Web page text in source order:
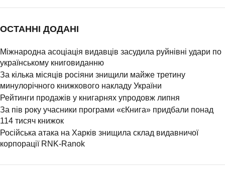
ОСТАННІ ДОДАНІ
Міжнародна асоціація видавців засудила руйнівні удари по
українському книговиданню
За кілька місяців росіяни знищили майже третину
минулорічного книжкового накладу України
Рейтинги продажів у книгарнях упродовж липня
За пів року учасники програми «єКнига» придбали понад
114 тисяч книжок
Російська атака на Харків знищила склад видавничої
корпорації RNK-Ranok